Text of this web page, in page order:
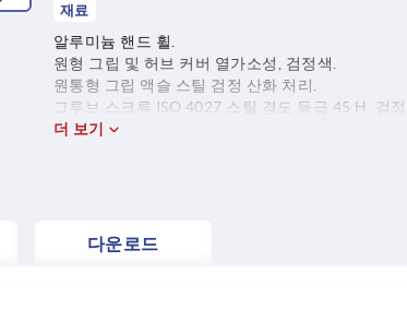
재료
알루미늄 핸드 휠.
원형 그립 및 허브 커버 열가소성, 검정색.
원통형 그립 액슬 스틸 검정 산화 처리.
그루브 스크류 ISO 4027 스틸 경도 등급 45 H, 검
더 보기
다운로드